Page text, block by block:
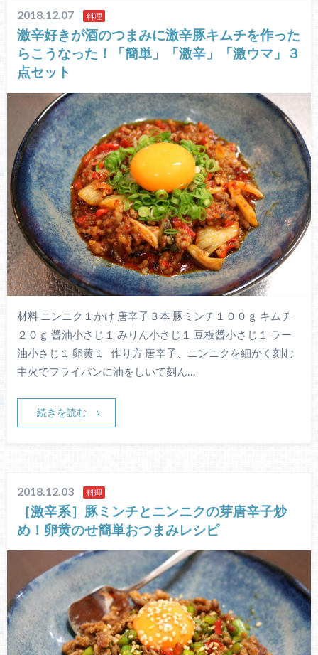
2018.12.07 料理
激辛好きが酒のつまみに激辛豚キムチを作った
らこうなった！「簡単」「激辛」「激ウマ」３
点セット
材料 ニンニク１かけ 唐辛子３本 豚ミンチ１００ｇ キムチ
２０ｇ 醤油小さじ１ みりん小さじ１ 豆板醤小さじ１ ラー
油小さじ１ 卵黄１ 作り方 唐辛子、ニンニクを細かく刻む
中火でフライパンに油をしいて刻ん…
続きを読む
2018.12.03 料理
［激辛系］豚ミンチとニンニクの芽唐辛子炒
め！卵黄のせ簡単おつまみレシピ